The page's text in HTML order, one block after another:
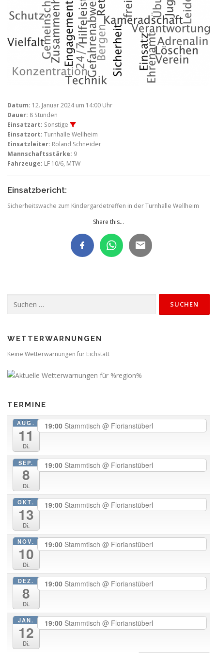
Datum: 12. Januar 2024 um 14:00 Uhr
Dauer: 8 Stunden
Einsatzart: Sonstige
Einsatzort: Turnhalle Wellheim
Einsatzleiter: Roland Schneider
Mannschaftsstärke: 9
Fahrzeuge: LF 10/6, MTW
Einsatzbericht:
Sicherheitswache zum Kindergardetreffen in der Turnhalle Wellheim
Share this...
nach:
WETTERWARNUNGEN
Keine Wetterwarnungen für Eichstätt
TERMINE
AUG.
11
Di.
19:00 Stammtisch @ Florianstüberl
SEP.
8
Di.
19:00 Stammtisch @ Florianstüberl
OKT.
13
Di.
19:00 Stammtisch @ Florianstüberl
NOV.
10
Di.
19:00 Stammtisch @ Florianstüberl
DEZ.
8
Di.
19:00 Stammtisch @ Florianstüberl
JAN.
12
Di.
19:00 Stammtisch @ Florianstüberl